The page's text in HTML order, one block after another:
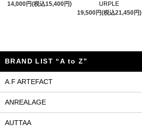
14,000円(税込15,400円)
URPLE
19,500円(税込21,450円)
BRAND LIST “A to Z”
A.F ARTEFACT
ANREALAGE
AUTTAA